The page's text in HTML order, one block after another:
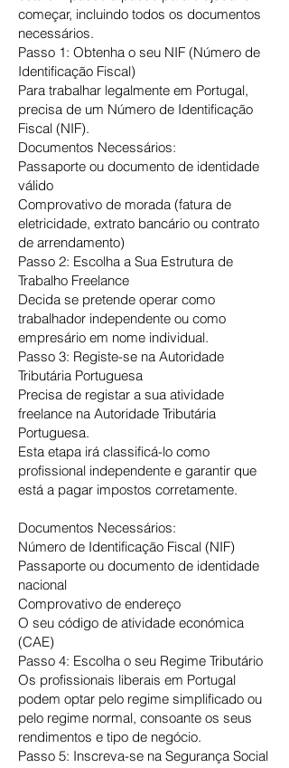
começar, incluindo todos os documentos
necessários.
Passo 1: Obtenha o seu NIF (Número de
Identificação Fiscal)
Para trabalhar legalmente em Portugal,
precisa de um Número de Identificação
Fiscal (NIF).
Documentos Necessários:
Passaporte ou documento de identidade
válido
Comprovativo de morada (fatura de
eletricidade, extrato bancário ou contrato
de arrendamento)
Passo 2: Escolha a Sua Estrutura de
Trabalho Freelance
Decida se pretende operar como
trabalhador independente ou como
empresário em nome individual.
Passo 3: Registe-se na Autoridade
Tributária Portuguesa
Precisa de registar a sua atividade
freelance na Autoridade Tributária
Portuguesa.
Esta etapa irá classificá-lo como
profissional independente e garantir que
está a pagar impostos corretamente.
Documentos Necessários:
Número de Identificação Fiscal (NIF)
Passaporte ou documento de identidade
nacional
Comprovativo de endereço
O seu código de atividade económica
(CAE)
Passo 4: Escolha o seu Regime Tributário
Os profissionais liberais em Portugal
podem optar pelo regime simplificado ou
pelo regime normal, consoante os seus
rendimentos e tipo de negócio.
Passo 5: Inscreva-se na Segurança Social